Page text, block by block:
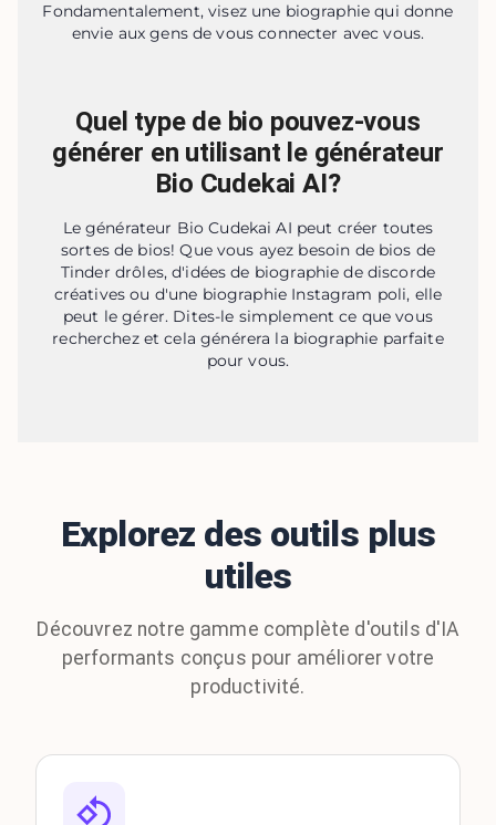
Fondamentalement, visez une biographie qui donne
envie aux gens de vous connecter avec vous.
Quel type de bio pouvez-vous
générer en utilisant le générateur
Bio Cudekai AI?
Le générateur Bio Cudekai AI peut créer toutes
sortes de bios! Que vous ayez besoin de bios de
Tinder drôles, d'idées de biographie de discorde
créatives ou d'une biographie Instagram poli, elle
peut le gérer. Dites-le simplement ce que vous
recherchez et cela générera la biographie parfaite
pour vous.
Explorez des outils plus
utiles
Découvrez notre gamme complète d'outils d'IA
performants conçus pour améliorer votre
productivité.